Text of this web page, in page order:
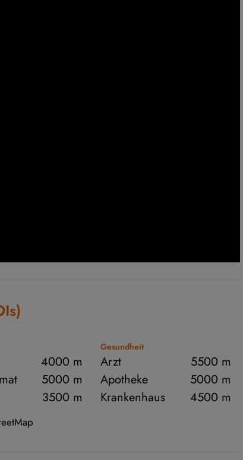
4000 m
5000 m
3500 m
Gesundheit
Arzt
5500 m
Apotheke
5000 m
Krankenhaus
4500 m